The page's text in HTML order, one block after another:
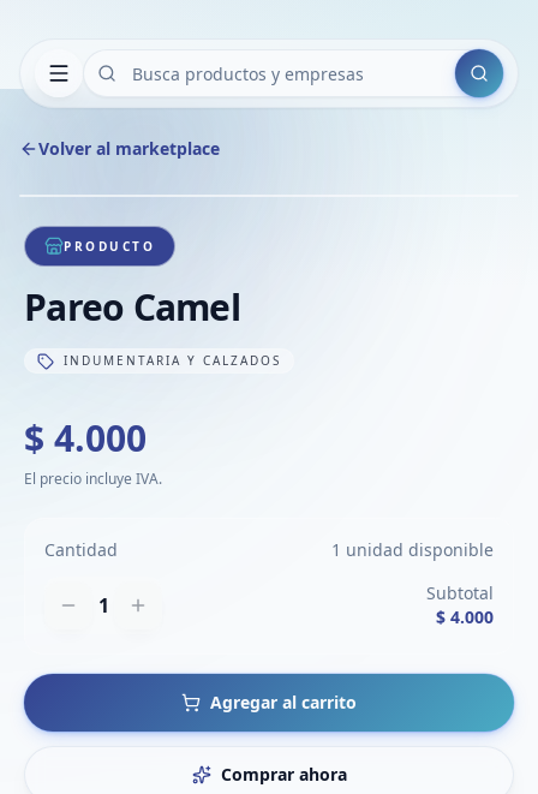
Buscar
Volver al marketplace
1/1
PRODUCTO
Pareo Camel
INDUMENTARIA Y CALZADOS
$ 4.000
El precio incluye IVA.
Cantidad 1 unidad disponible
1
Subtotal
$ 4.000
Agregar al carrito
Comprar ahora